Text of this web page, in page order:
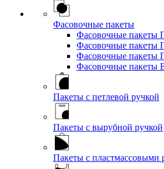
Фасовочные пакеты
Фасовочные пакеты
Фасовочные пакеты
Фасовочные пакеты
Фасовочные пакеты
Пакеты с петлевой ручкой
Пакеты с вырубной ручкой
Пакеты с пластмассовыми